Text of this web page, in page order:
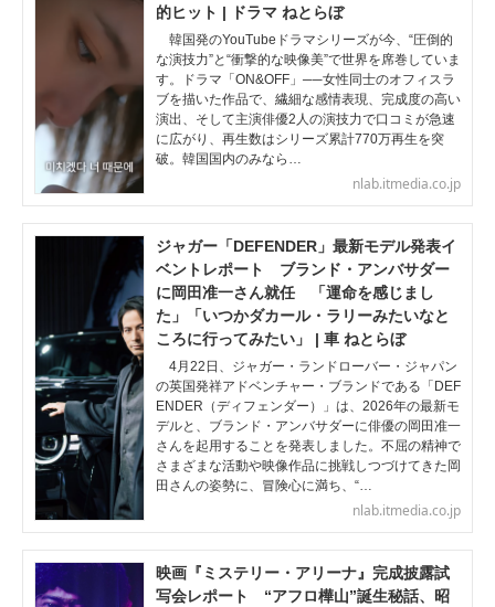
的ヒット | ドラマ ねとらぼ
韓国発のYouTubeドラマシリーズが今、“圧倒的
な演技力”と“衝撃的な映像美”で世界を席巻していま
す。ドラマ「ON&OFF」──女性同士のオフィスラ
ブを描いた作品で、繊細な感情表現、完成度の高い
演出、そして主演俳優2人の演技力で口コミが急速
に広がり、再生数はシリーズ累計770万再生を突
破。韓国国内のみなら…
nlab.itmedia.co.jp
ジャガー「DEFENDER」最新モデル発表イ
ベントレポート ブランド・アンバサダー
に岡田准一さん就任 「運命を感じまし
た」「いつかダカール・ラリーみたいなと
ころに行ってみたい」 | 車 ねとらぼ
4月22日、ジャガー・ランドローバー・ジャパン
の英国発祥アドベンチャー・ブランドである「DEF
ENDER（ディフェンダー）」は、2026年の最新モ
デルと、ブランド・アンバサダーに俳優の岡田准一
さんを起用することを発表しました。不屈の精神で
さまざまな活動や映像作品に挑戦しつづけてきた岡
田さんの姿勢に、冒険心に満ち、“…
nlab.itmedia.co.jp
映画『ミステリー・アリーナ』完成披露試
写会レポート “アフロ樺山”誕生秘話、昭